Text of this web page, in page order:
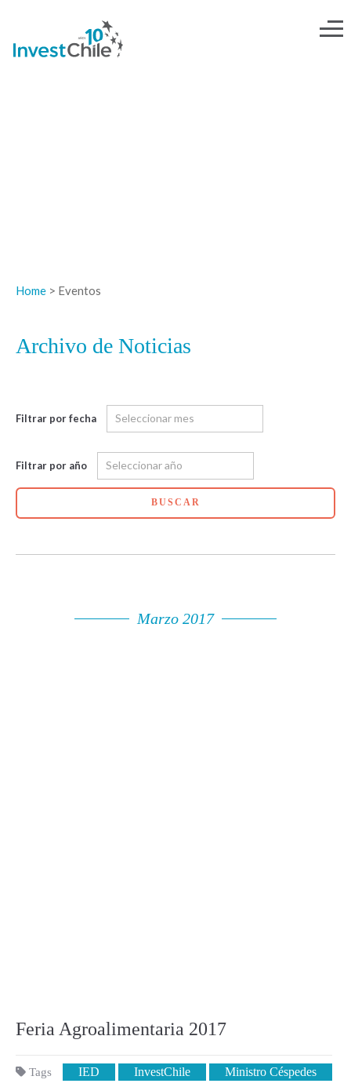
Home > Eventos
Archivo de Noticias
Filtrar por fecha
Filtrar por año
BUSCAR
Marzo 2017
Feria Agroalimentaria 2017
Tags IED InvestChile Ministro Céspedes